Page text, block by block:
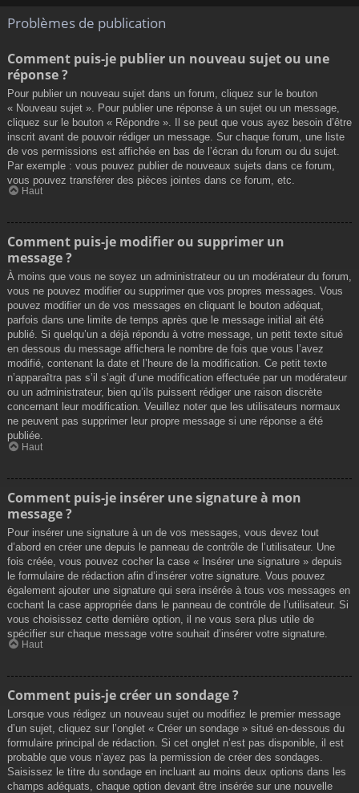
Problèmes de publication
Comment puis-je publier un nouveau sujet ou une
réponse ?
Pour publier un nouveau sujet dans un forum, cliquez sur le bouton
« Nouveau sujet ». Pour publier une réponse à un sujet ou un message,
cliquez sur le bouton « Répondre ». Il se peut que vous ayez besoin d’être
inscrit avant de pouvoir rédiger un message. Sur chaque forum, une liste
de vos permissions est affichée en bas de l’écran du forum ou du sujet.
Par exemple : vous pouvez publier de nouveaux sujets dans ce forum,
vous pouvez transférer des pièces jointes dans ce forum, etc.
Haut
Comment puis-je modifier ou supprimer un
message ?
À moins que vous ne soyez un administrateur ou un modérateur du forum,
vous ne pouvez modifier ou supprimer que vos propres messages. Vous
pouvez modifier un de vos messages en cliquant le bouton adéquat,
parfois dans une limite de temps après que le message initial ait été
publié. Si quelqu’un a déjà répondu à votre message, un petit texte situé
en dessous du message affichera le nombre de fois que vous l’avez
modifié, contenant la date et l’heure de la modification. Ce petit texte
n’apparaîtra pas s’il s’agit d’une modification effectuée par un modérateur
ou un administrateur, bien qu’ils puissent rédiger une raison discrète
concernant leur modification. Veuillez noter que les utilisateurs normaux
ne peuvent pas supprimer leur propre message si une réponse a été
publiée.
Haut
Comment puis-je insérer une signature à mon
message ?
Pour insérer une signature à un de vos messages, vous devez tout
d’abord en créer une depuis le panneau de contrôle de l’utilisateur. Une
fois créée, vous pouvez cocher la case « Insérer une signature » depuis
le formulaire de rédaction afin d’insérer votre signature. Vous pouvez
également ajouter une signature qui sera insérée à tous vos messages en
cochant la case appropriée dans le panneau de contrôle de l’utilisateur. Si
vous choisissez cette dernière option, il ne vous sera plus utile de
spécifier sur chaque message votre souhait d’insérer votre signature.
Haut
Comment puis-je créer un sondage ?
Lorsque vous rédigez un nouveau sujet ou modifiez le premier message
d’un sujet, cliquez sur l’onglet « Créer un sondage » situé en-dessous du
formulaire principal de rédaction. Si cet onglet n’est pas disponible, il est
probable que vous n’ayez pas la permission de créer des sondages.
Saisissez le titre du sondage en incluant au moins deux options dans les
champs adéquats, chaque option devant être insérée sur une nouvelle